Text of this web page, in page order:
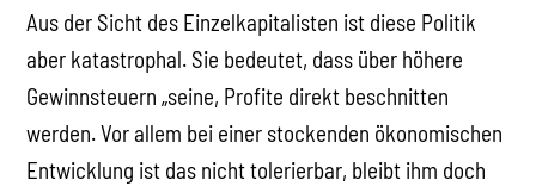
Aus der Sicht des Einzelkapitalisten ist diese Politik
aber katastrophal. Sie bedeutet, dass über höhere
Gewinnsteuern „seine, Profite direkt beschnitten
werden. Vor allem bei einer stockenden ökonomischen
Entwicklung ist das nicht tolerierbar, bleibt ihm doch